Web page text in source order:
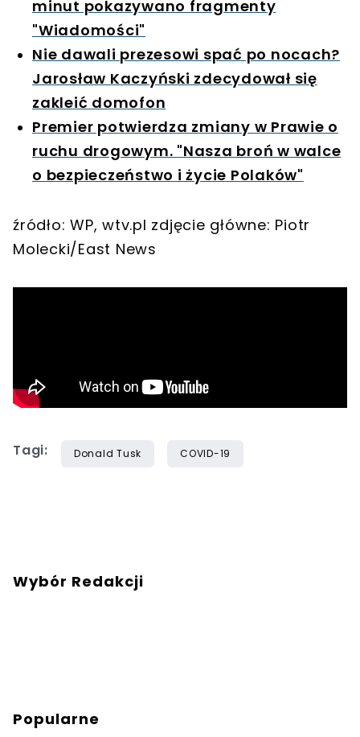
minut pokazywano fragmenty
"Wiadomości"
Nie dawali prezesowi spać po nocach?
Jarosław Kaczyński zdecydował się
zakleić domofon
Premier potwierdza zmiany w Prawie o
ruchu drogowym. "Nasza broń w walce
o bezpieczeństwo i życie Polaków"
źródło: WP, wtv.pl zdjęcie główne: Piotr
Molecki/East News
Tagi: Donald Tusk COVID-19
Wybór Redakcji
Popularne